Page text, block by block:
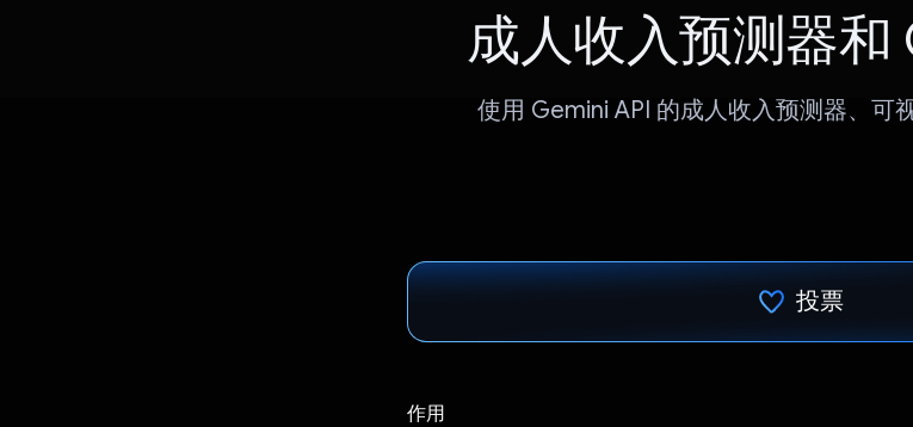
成人收入预测器
使用 Gemini API 的成人收入预测器、可
投票
作用